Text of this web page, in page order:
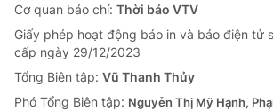
Cơ quan báo chí: Thời báo VTV
Giấy phép hoạt động báo in và báo điện tử
cấp ngày 29/12/2023
Tổng Biên tập: Vũ Thanh Thủy
Phó Tổng Biên tập: Nguyễn Thị Mỹ Hạnh,